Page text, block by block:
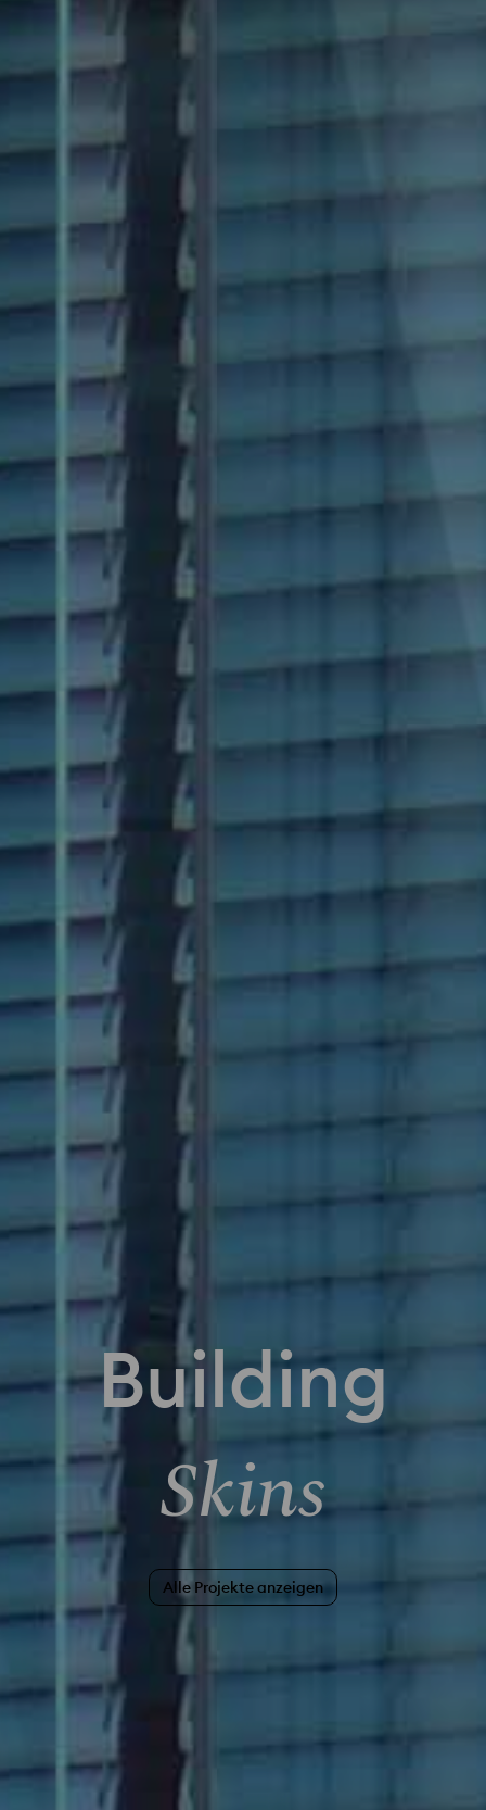
Building
Skins
Alle Projekte anzeigen